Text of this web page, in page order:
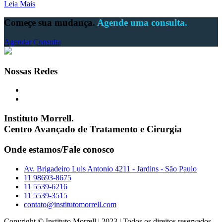
Leia Mais
Começe sua mudança. Agende uma consulta.
Agendar Consulta
Nossas Redes
Instituto Morrell.
Centro Avançado de Tratamento e Cirurgia
Onde estamos/Fale conosco
Av. Brigadeiro Luis Antonio 4211 - Jardins - São Paulo
11 98693-8675
11 5539-6216
11 5539-3515
contato@institutomorrell.com